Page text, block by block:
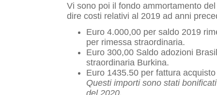
Vi sono poi il fondo ammortamento
dire costi relativi al 2019 ad anni
Euro 4.000,00 per saldo 2019
per rimessa straordinaria.
Euro 300,00 Saldo adozioni
straordinaria Burkina.
Euro 1435.50 per fattura
Questi importi sono stati
del 2020.